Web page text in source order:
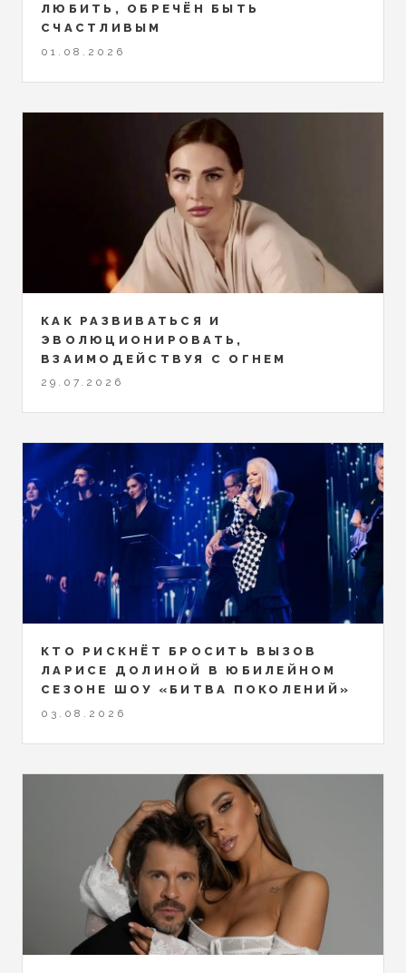
ЛЮБИТЬ, ОБРЕЧЁН БЫТЬ
СЧАСТЛИВЫМ
01.08.2026
КАК РАЗВИВАТЬСЯ И
ЭВОЛЮЦИОНИРОВАТЬ,
ВЗАИМОДЕЙСТВУЯ С ОГНЕМ
29.07.2026
КТО РИСКНЁТ БРОСИТЬ ВЫЗОВ
ЛАРИСЕ ДОЛИНОЙ В ЮБИЛЕЙНОМ
СЕЗОНЕ ШОУ «БИТВА ПОКОЛЕНИЙ»
03.08.2026